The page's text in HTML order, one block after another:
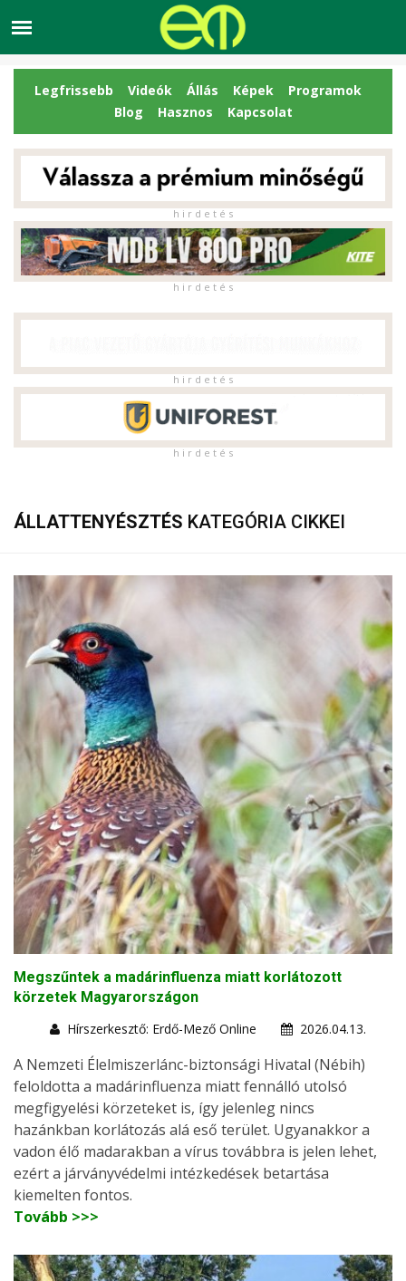
Legfrissebb Videók Állás Képek
Programok
Blog
Hasznos Kapcsolat
h i r d e t é s
h i r d e t é s
h i r d e t é s
h i r d e t é s
ÁLLATTENYÉSZTÉS KATEGÓRIA CIKKEI
Megszűntek a madárinfluenza miatt korlátozott
körzetek Magyarországon
Hírszerkesztő: Erdő-Mező Online
2026.04.13.
A Nemzeti Élelmiszerlánc-biztonsági Hivatal (Nébih)
feloldotta a madárinfluenza miatt fennálló utolsó
megfigyelési körzeteket is, így jelenleg nincs
hazánkban korlátozás alá eső terület. Ugyanakkor a
vadon élő madarakban a vírus továbbra is jelen lehet,
ezért a járványvédelmi intézkedések betartása
kiemelten fontos.
Tovább >>>